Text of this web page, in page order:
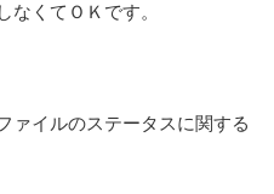
なくてＯＫです。
ァイルのステータスに関する